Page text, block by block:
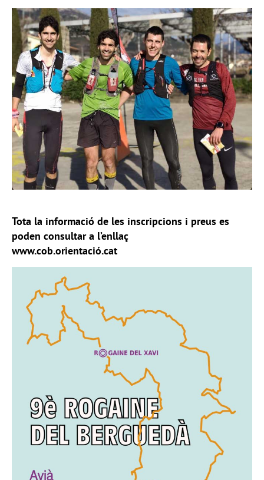
Tota la informació de les inscripcions i preus es
poden consultar a l’enllaç
www.cob.orientació.cat